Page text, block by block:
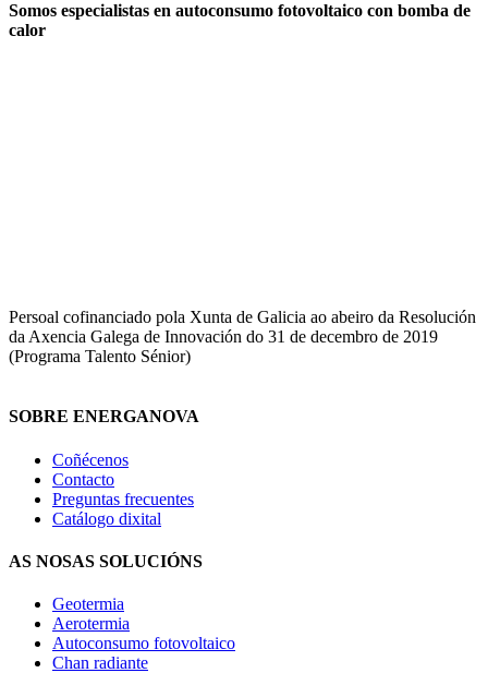
Somos especialistas en autoconsumo fotovoltaico con bomba de
calor
Persoal cofinanciado pola Xunta de Galicia ao abeiro da Resolución
da Axencia Galega de Innovación do 31 de decembro de 2019
(Programa Talento Sénior)
SOBRE ENERGANOVA
Coñécenos
Contacto
Preguntas frecuentes
Catálogo dixital
AS NOSAS SOLUCIÓNS
Geotermia
Aerotermia
Autoconsumo fotovoltaico
Chan radiante